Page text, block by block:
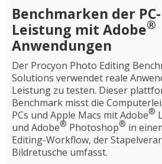
Benchmarken der
Leistung mit Adobe®
Anwendungen
Der Procyon Photo Editing
Solutions verwendet reale
Leistung zu testen. Dieser
Benchmark misst die
PCs und Apple Macs mit Adobe®
und Adobe® Photoshop® in
Editing-Workflow, der
Bildretusche umfasst.